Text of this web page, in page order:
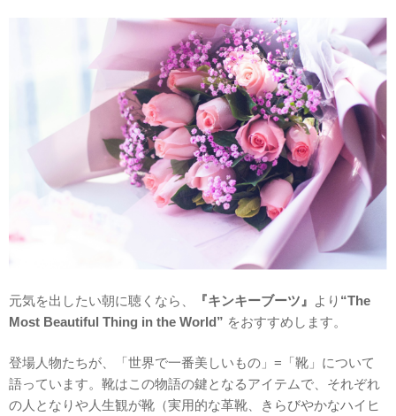
元気を出したい朝に聴くなら、 『キンキーブーツ』 より “The
Most Beautiful Thing in the World” をおすすめします。
登場人物たちが、「世界で一番美しいもの」=「靴」について
語っています。靴はこの物語の鍵となるアイテムで、それぞれ
の人となりや人生観が靴（実用的な革靴、きらびやかなハイヒ